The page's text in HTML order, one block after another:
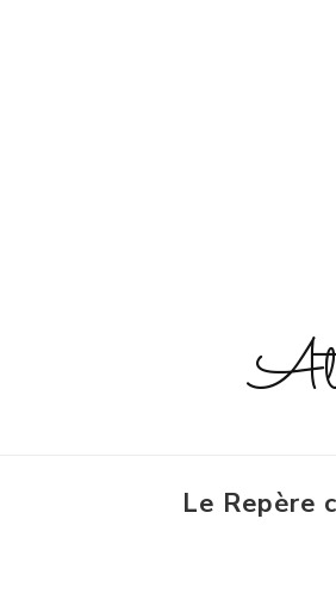
Le Repère